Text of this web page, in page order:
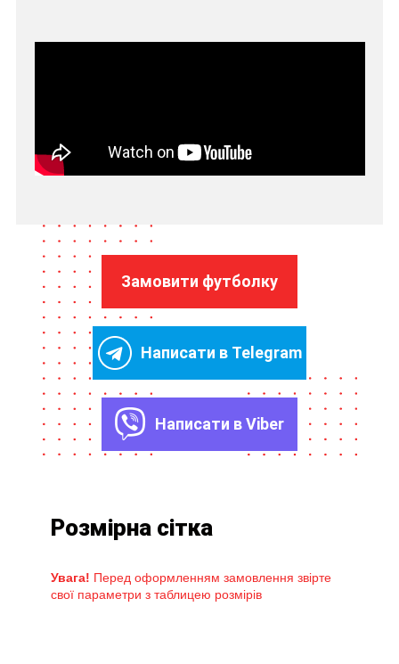
Замовити футболку
Написати в Telegram
Написати в Viber
Розмірна сітка
Увага! Перед оформленням замовлення звірте
свої параметри з таблицею розмірів